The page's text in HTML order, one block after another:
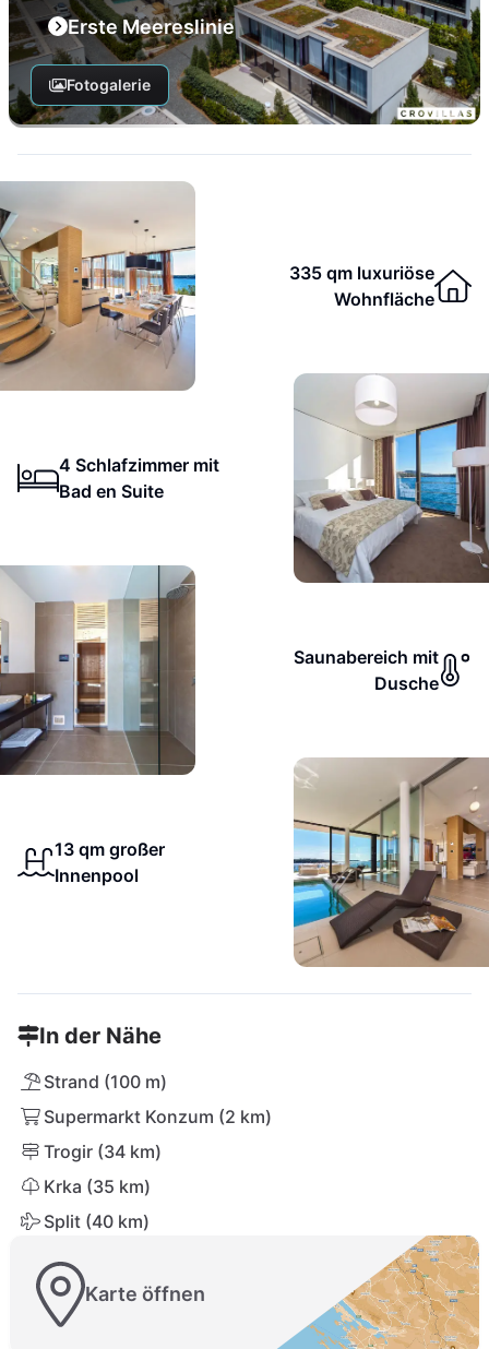
Erste Meereslinie
Fotogalerie
335 qm luxuriöse
Wohnfläche
4 Schlafzimmer mit
Bad en Suite
Saunabereich mit
Dusche
13 qm großer
Innenpool
In der Nähe
Strand (100 m)
Supermarkt Konzum (2 km)
Trogir (34 km)
Krka (35 km)
Split (40 km)
Karte öffnen